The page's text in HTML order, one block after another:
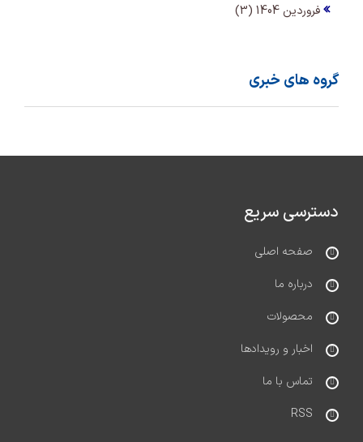
فروردین 1404 (3)
گروه های خبری
دسترسی سریع
صفحه اصلی
درباره ما
محصولات
اخبار و رویدادها
تماس با ما
RSS